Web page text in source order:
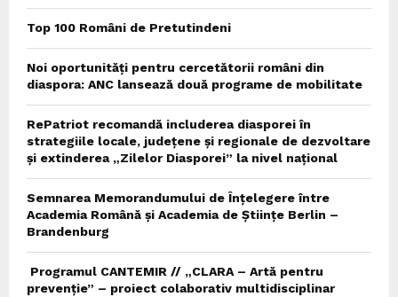
Top 100 Români de Pretutindeni
Noi oportunități pentru cercetătorii români din
diaspora: ANC lansează două programe de mobilitate
RePatriot recomandă includerea diasporei în
strategiile locale, județene și regionale de dezvoltare
și extinderea „Zilelor Diasporei” la nivel național
Semnarea Memorandumului de Înțelegere între
Academia Română și Academia de Științe Berlin –
Brandenburg
Programul CANTEMIR // „CLARA – Artă pentru
prevenție” – proiect colaborativ multidisciplinar